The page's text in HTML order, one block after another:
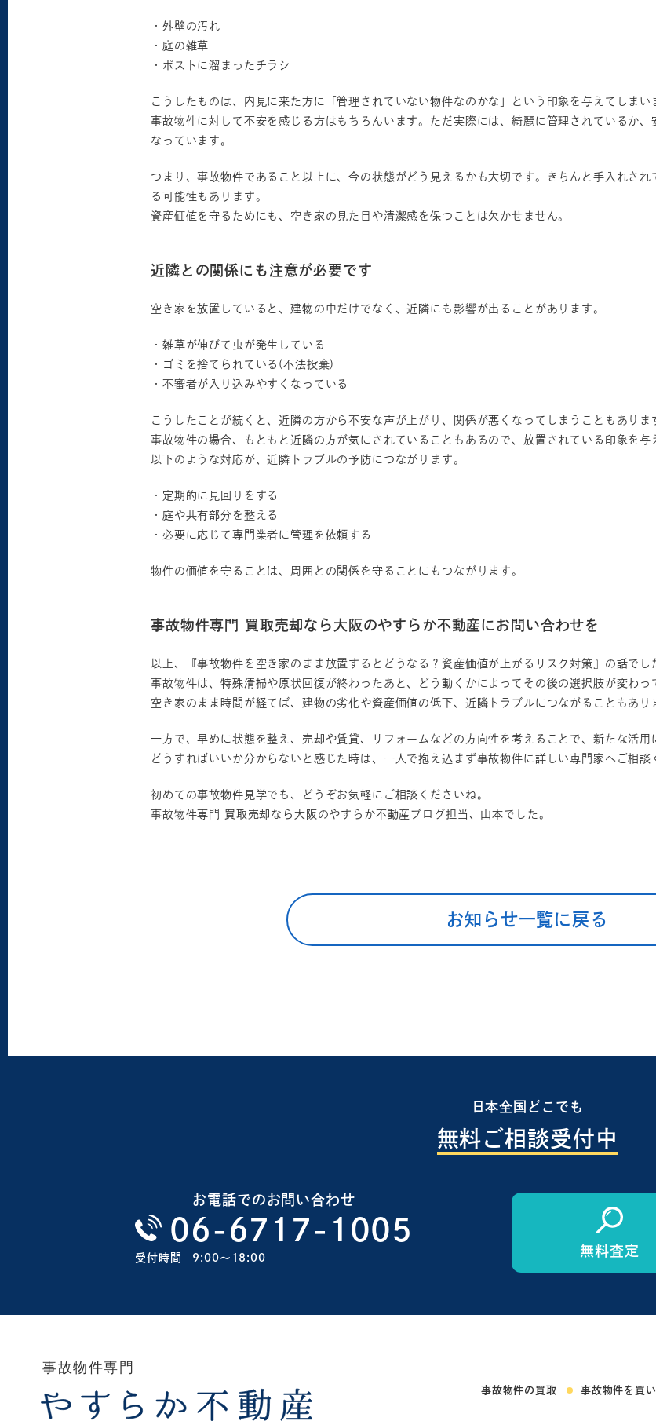
・外壁の汚れ
・庭の雑草
・ポストに溜まったチラシ
こうしたものは、内見に来た方に「管理されていない物件なのかな」という印象を与えてしまい
事故物件に対して不安を感じる方はもちろんいます。ただ実際には、綺麗に管理されているか、
なっています。
つまり、事故物件であること以上に、今の状態がどう見えるかも大切です。きちんと手入れさ
る可能性もあります。
資産価値を守るためにも、空き家の見た目や清潔感を保つことは欠かせません。
近隣との関係にも注意が必要です
空き家を放置していると、建物の中だけでなく、近隣にも影響が出ることがあります。
・雑草が伸びて虫が発生している
・ゴミを捨てられている(不法投棄)
・不審者が入り込みやすくなっている
こうしたことが続くと、近隣の方から不安な声が上がり、関係が悪くなってしまうこともありま
事故物件の場合、もともと近隣の方が気にされていることもあるので、放置されている印象を与
以下のような対応が、近隣トラブルの予防につながります。
・定期的に見回りをする
・庭や共有部分を整える
・必要に応じて専門業者に管理を依頼する
物件の価値を守ることは、周囲との関係を守ることにもつながります。
事故物件専門 買取売却なら大阪のやすらか不動産にお問い合わせを
以上、『事故物件を空き家のまま放置するとどうなる？資産価値が上がるリスク対策』の話でし
事故物件は、特殊清掃や原状回復が終わったあと、どう動くかによってその後の選択肢が変わっ
空き家のまま時間が経てば、建物の劣化や資産価値の低下、近隣トラブルにつながることもあり
一方で、早めに状態を整え、売却や賃貸、リフォームなどの方向性を考えることで、新たな活用
どうすればいいか分からないと感じた時は、一人で抱え込まず事故物件に詳しい専門家へご相談
初めての事故物件見学でも、どうぞお気軽にご相談くださいね。
事故物件専門 買取売却なら大阪のやすらか不動産ブログ担当、山本でした。
お知らせ一覧に戻る
日本全国どこでも
無料ご相談受付中
お電話でのお問い合わせ
06-6717-1005
受付時間 9:00〜18:00 無料査定
事故物件の買取 事故物件を買